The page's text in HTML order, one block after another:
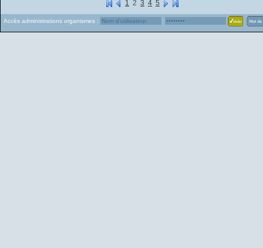
1 2 3 4 5
Accès administrations organismes :